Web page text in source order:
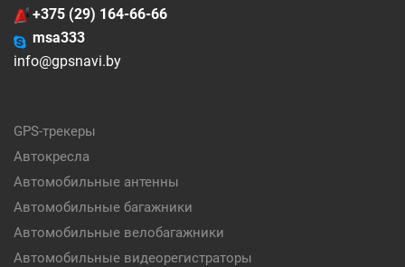
+375 (29) 164-66-66
msa333
info@gpsnavi.by
GPS-трекеры
Автокресла
Автомобильные антенны
Автомобильные багажники
Автомобильные велобагажники
Автомобильные видеорегистраторы